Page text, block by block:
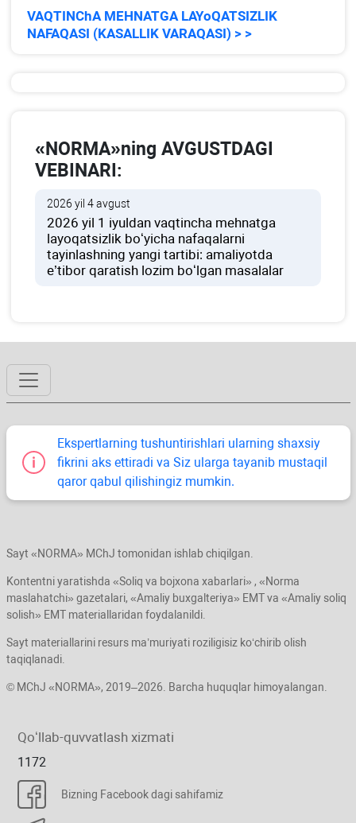
VAQTINChA MEHNATGA LAYoQATSIZLIK
NAFAQASI (KASALLIK VARAQASI) > >
«NORMA»ning AVGUSTDAGI
VEBINARI:
2026 yil 4 avgust
2026 yil 1 iyuldan vaqtincha mehnatga
layoqatsizlik boʻyicha nafaqalarni
tayinlashning yangi tartibi: amaliyotda
e’tibor qaratish lozim boʻlgan masalalar
Ekspertlarning tushuntirishlari ularning shaхsiy
fikrini aks ettiradi va Siz ularga tayanib mustaqil
qaror qabul qilishingiz mumkin.
Sayt «NORMA» MChJ tomonidan ishlab chiqilgan.
Kontentni yaratishda «Soliq va bojхona хabarlari» , «Norma
maslahatchi» gazetalari, «Amaliy buхgalteriya» EMT va «Amaliy soliq
solish» EMT materiallaridan foydalanildi.
Sayt materiallarini resurs ma’muriyati roziligisiz koʻchirib olish
taqiqlanadi.
© MChJ «NORMA», 2019–2026. Barcha huquqlar himoyalangan.
Qoʻllab-quvvatlash хizmati
1172
Bizning Facebook dagi sahifamiz